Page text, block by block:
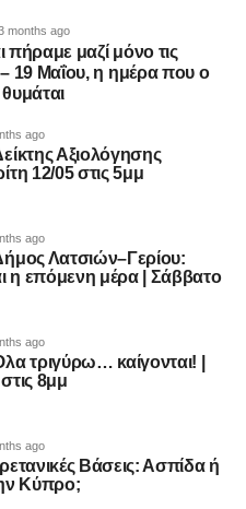
months ago
πήραμε μαζί μόνο τις
19 Μαΐου, η ημέρα που ο
ago
Αξιολόγησης
12/05 στις 5μμ
ago
Λατσιών–Γερίου:
η επόμενη μέρα | Σάββατο
ago
τριγύρω… καίγονται! |
8μμ
ago
Βάσεις: Ασπίδα ή
Κύπρο;